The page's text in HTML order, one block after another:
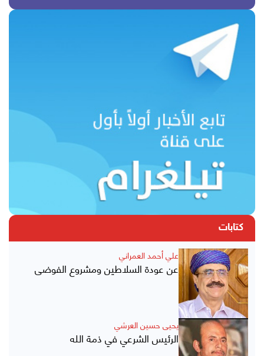
كتابات
علي أحمد العمراني
عن عودة السلاطين ومشروع الفوضى
يحيى حسين العرشي
الرئيس الشرعي في ذمة الله